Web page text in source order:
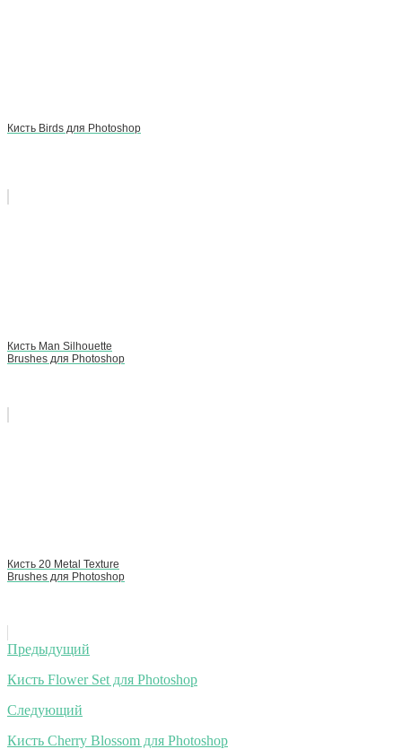
Кисть Birds для Photoshop
Кисть Man Silhouette
Brushes для Photoshop
Кисть 20 Metal Texture
Brushes для Photoshop
Навигация
по
записям
Предыдущий
Кисть Flower Set для Photoshop
Следующий
Кисть Cherry Blossom для Photoshop